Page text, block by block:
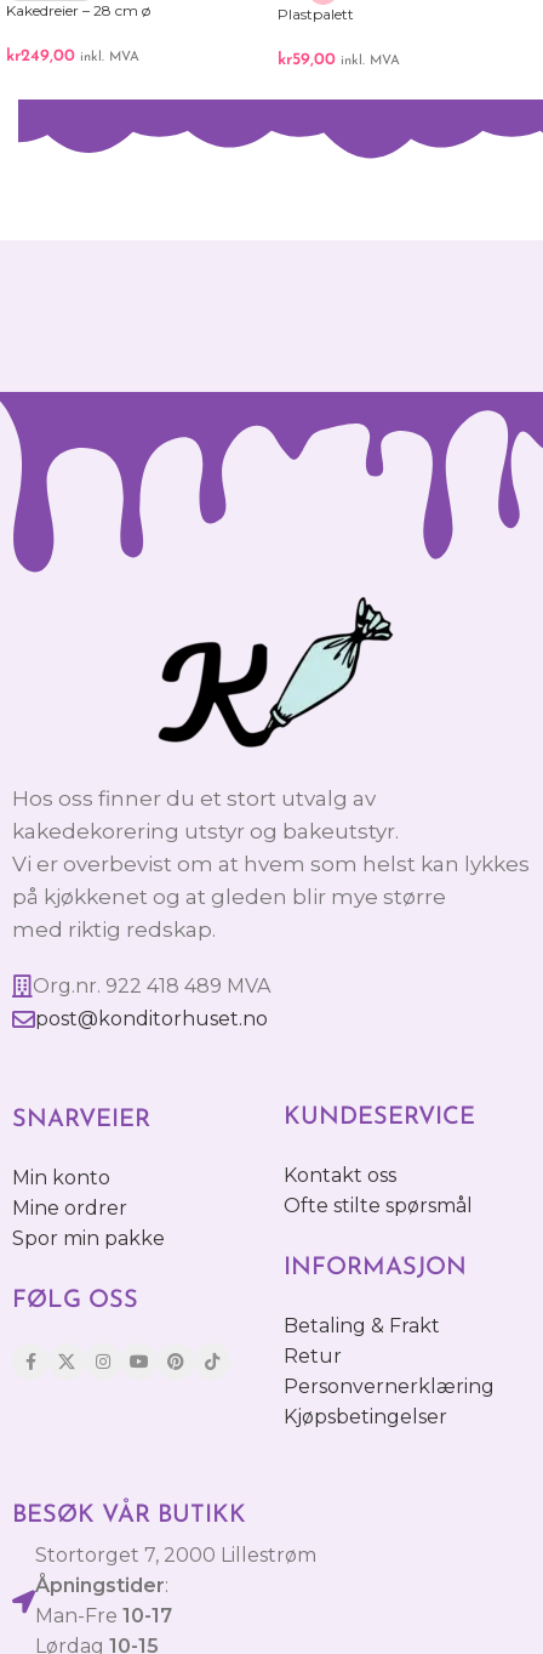
Kakedreier – 28 cm ø
kr249,00 inkl. MVA
Plastpalett
kr59,00 inkl. MVA
Hos oss finner du et stort utvalg av
kakedekorering utstyr og bakeutstyr.
Vi er overbevist om at hvem som helst kan lykkes
på kjøkkenet og at gleden blir mye større
med riktig redskap.
Org.nr. 922 418 489 MVA
post@konditorhuset.no
SNARVEIER
Min konto
Mine ordrer
Spor min pakke
FØLG OSS
KUNDESERVICE
Kontakt oss
Ofte stilte spørsmål
INFORMASJON
Betaling & Frakt
Retur
Personvernerklæring
Kjøpsbetingelser
BESØK VÅR BUTIKK
Stortorget 7, 2000 Lillestrøm
Åpningstider:
Man-Fre 10-17
Lørdag 10-15